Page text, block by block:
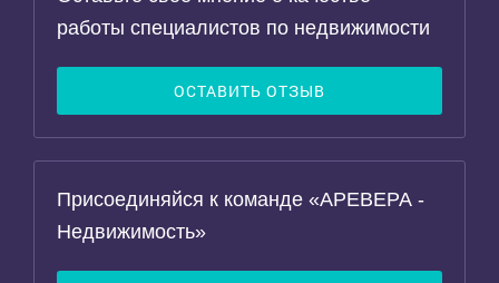
работы специалистов по недвижимости
ОСТАВИТЬ ОТЗЫВ
Присоединяйся к команде «АРЕВЕРА -
Недвижимость»